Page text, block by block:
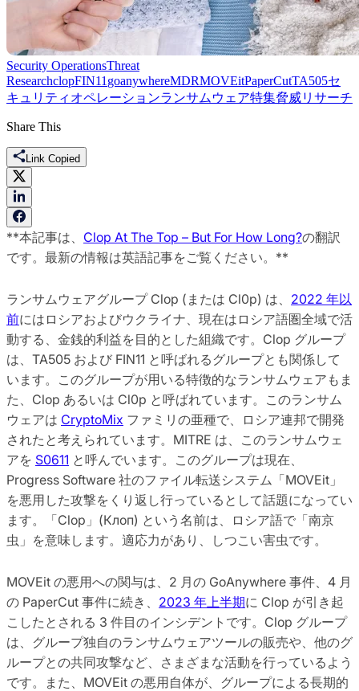
Security OperationsThreat
ResearchclopFIN11 goanywhereMDRMOVEitPaperCutTA505セ
キュリティオペレーションランサムウェア特集脅威リサーチ
Share This
Link Copied
**本記事は、 Clop At The Top – But For How Long?の翻訳
です。最新の情報は英語記事をご覧ください。**
ランサムウェアグループ Clop (または Cl0p) は、 2022 年以
前にはロシアおよびウクライナ、現在はロシア語圏全域で活
動する、金銭的利益を目的とした組織です。Clop グループ
は、TA505 および FIN11 と呼ばれるグループとも関係して
います。このグループが用いる特徴的なランサムウェアもま
た、Clop あるいは Cl0p と呼ばれています。このランサム
ウェアは CryptoMix ファミリの亜種で、ロシア連邦で開発
されたと考えられています。MITRE は、このランサムウェ
アを S0611 と呼んでいます。このグループは現在、
Progress Software 社のファイル転送システム「MOVEit」
を悪用した攻撃をくり返し行っているとして話題になってい
ます。「Clop」(Клоп) という名前は、ロシア語で「南京
虫」を意味します。適応力があり、しつこい害虫です。
MOVEit の悪用への関与は、2 月の GoAnywhere 事件、4 月
の PaperCut 事件に続き、 2023 年上半期に Clop が引き起
こしたとされる 3 件目のインシデントです。Clop グループ
は、グループ独自のランサムウェアツールの販売や、他のグ
ループとの共同攻撃など、さまざまな活動を行っているよう
です。また、MOVEit の悪用自体が、グループによる長期的